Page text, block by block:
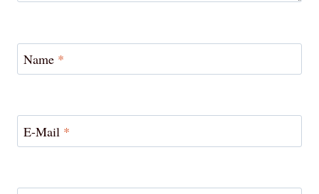
Name *
E-Mail *